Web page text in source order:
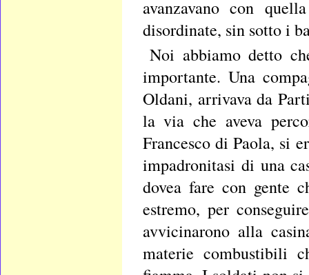
avanzavano con
disordinate, sin sotto i
Noi abbiamo detto
importante. Una
Oldani, arrivava da
la via che aveva
Francesco di Paola, si
impadronitasi di una
dovea fare con gente
estremo, per
avvicinarono alla
materie combustibili